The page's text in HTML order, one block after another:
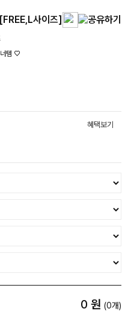
사이즈]
너템 ♡
혜택보기
0 원 (0개)